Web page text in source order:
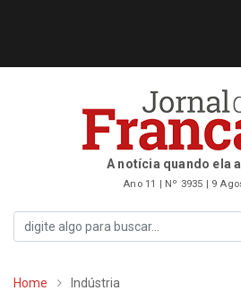
A notícia quando ela
Ano 11 | Nº 3935 | 9
Home Indústria